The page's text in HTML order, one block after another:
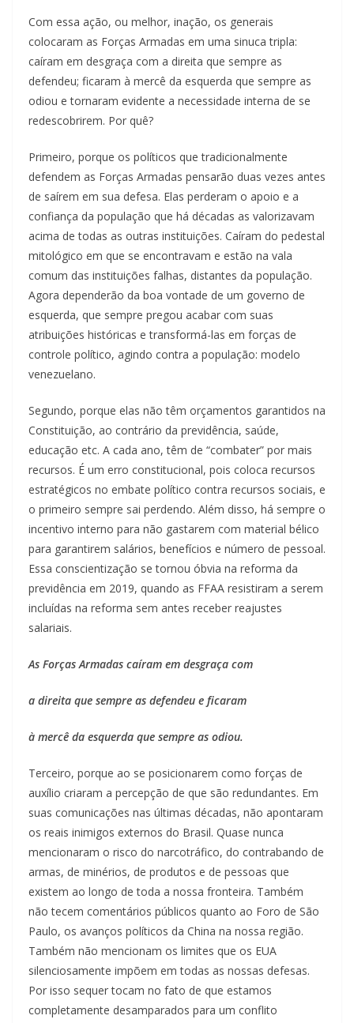
Com essa ação, ou melhor, inação, os generais
colocaram as Forças Armadas em uma sinuca tripla:
caíram em desgraça com a direita que sempre as
defendeu; ficaram à mercê da esquerda que sempre as
odiou e tornaram evidente a necessidade interna de se
redescobrirem. Por quê?
Primeiro, porque os políticos que tradicionalmente
defendem as Forças Armadas pensarão duas vezes antes
de saírem em sua defesa. Elas perderam o apoio e a
confiança da população que há décadas as valorizavam
acima de todas as outras instituições. Caíram do pedestal
mitológico em que se encontravam e estão na vala
comum das instituições falhas, distantes da população.
Agora dependerão da boa vontade de um governo de
esquerda, que sempre pregou acabar com suas
atribuições históricas e transformá-las em forças de
controle político, agindo contra a população: modelo
venezuelano.
Segundo, porque elas não têm orçamentos garantidos na
Constituição, ao contrário da previdência, saúde,
educação etc. A cada ano, têm de “combater” por mais
recursos. É um erro constitucional, pois coloca recursos
estratégicos no embate político contra recursos sociais, e
o primeiro sempre sai perdendo. Além disso, há sempre o
incentivo interno para não gastarem com material bélico
para garantirem salários, benefícios e número de pessoal.
Essa conscientização se tornou óbvia na reforma da
previdência em 2019, quando as FFAA resistiram a serem
incluídas na reforma sem antes receber reajustes
salariais.
As Forças Armadas caíram em desgraça com
a direita que sempre as defendeu e ficaram
à mercê da esquerda que sempre as odiou.
Terceiro, porque ao se posicionarem como forças de
auxílio criaram a percepção de que são redundantes. Em
suas comunicações nas últimas décadas, não apontaram
os reais inimigos externos do Brasil. Quase nunca
mencionaram o risco do narcotráfico, do contrabando de
armas, de minérios, de produtos e de pessoas que
existem ao longo de toda a nossa fronteira. Também
não tecem comentários públicos quanto ao Foro de São
Paulo, os avanços políticos da China na nossa região.
Também não mencionam os limites que os EUA
silenciosamente impõem em todas as nossas defesas.
Por isso sequer tocam no fato de que estamos
completamente desamparados para um conflito